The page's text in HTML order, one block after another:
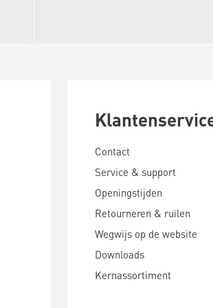
Contact
Service & support
Openingstijden
Retourneren & ruilen
Wegwijs op de website
Downloads
Kernassortiment